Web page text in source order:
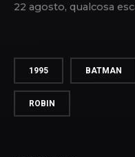
22 agosto, qualcosa
1995 BATMAN
ROBIN